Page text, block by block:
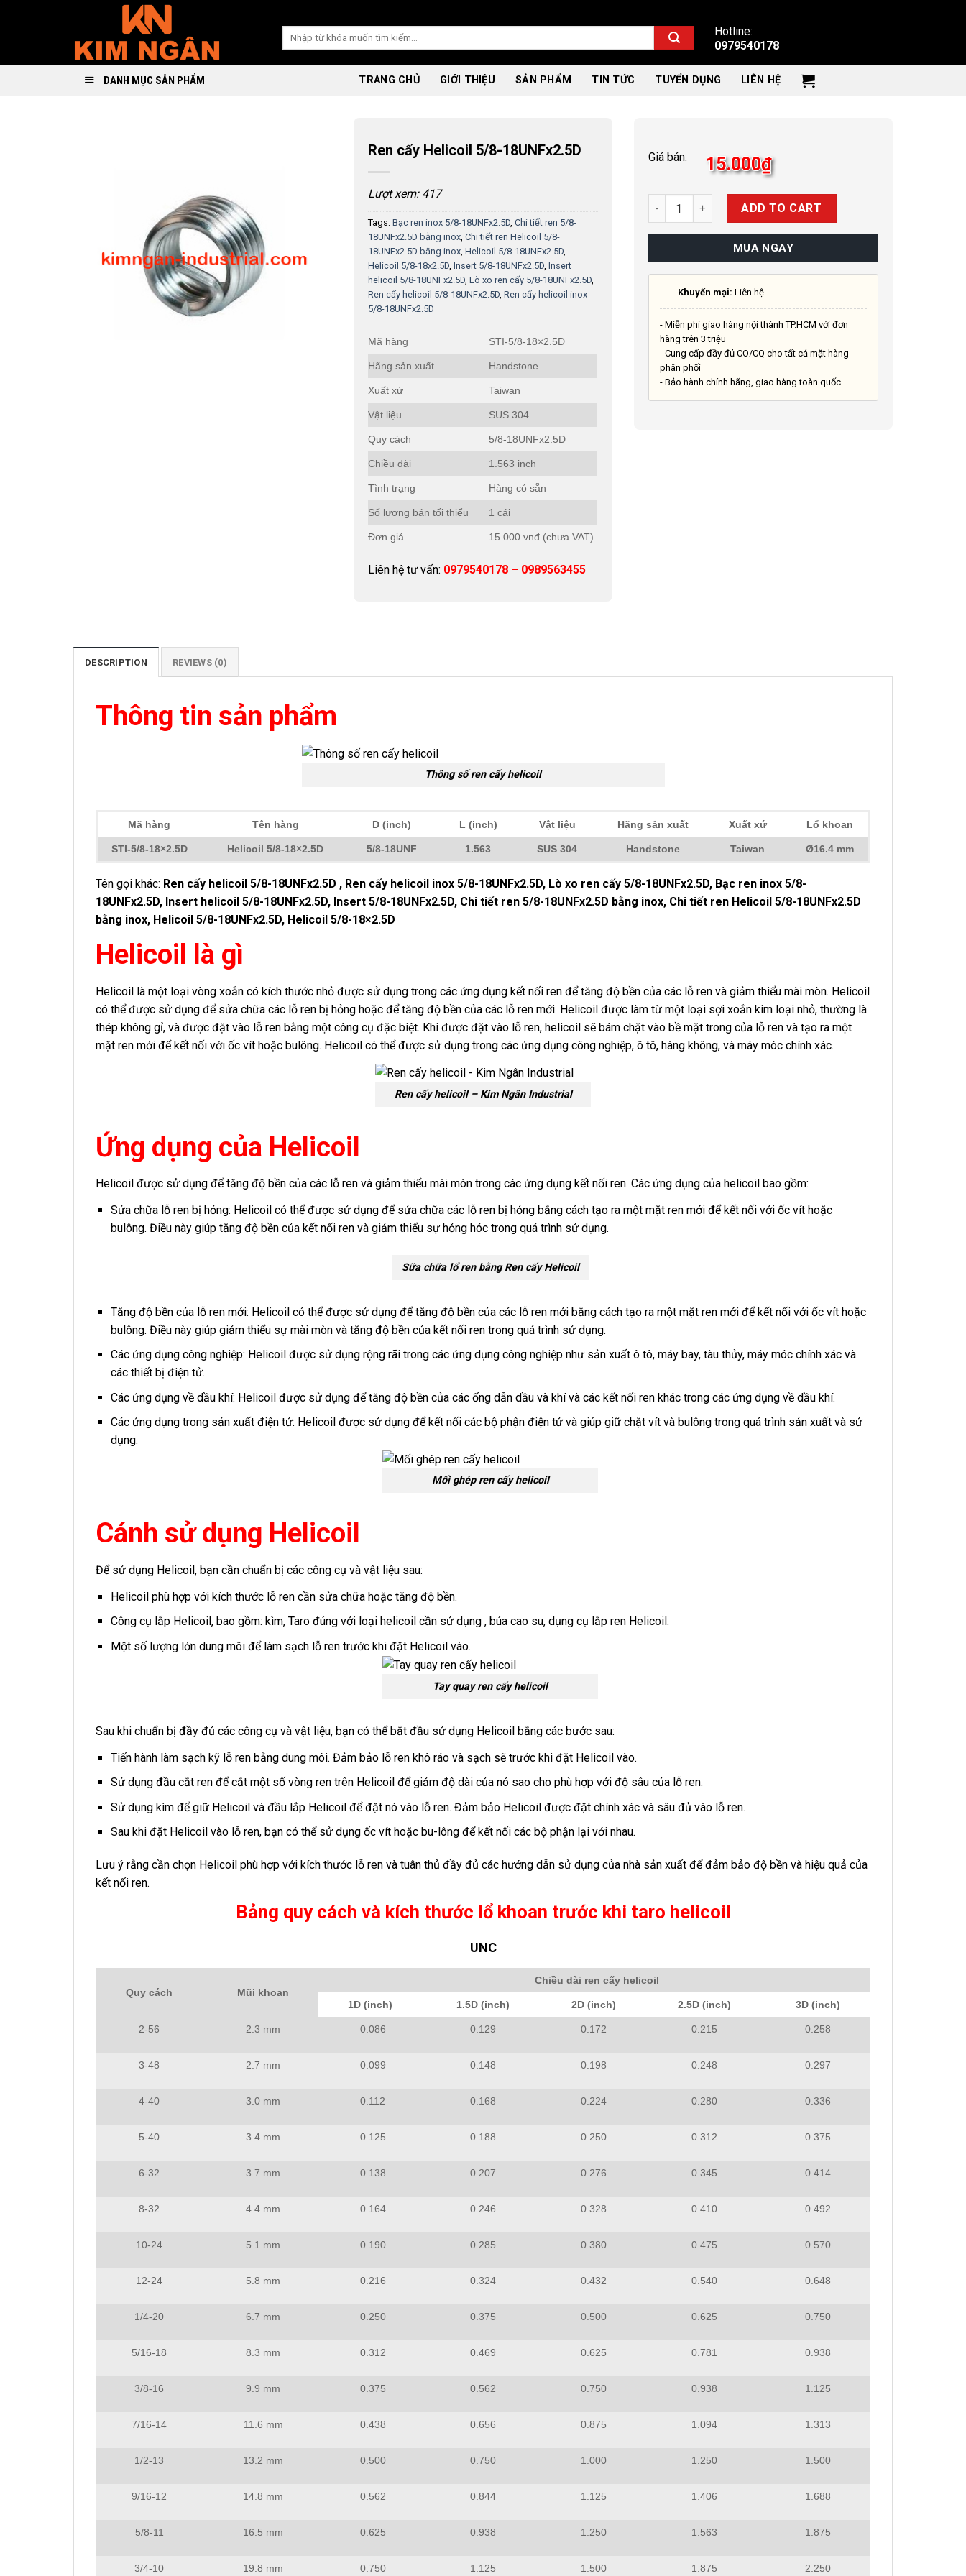
Search
Hotline:
0979540178
DANH MỤC SẢN PHẨM TRANG CHỦ GIỚI THIỆU SẢN PHẨM TIN TỨC TUYỂN DỤNG LIÊN HỆ
Ren cấy Helicoil 5/8-18UNFx2.5D
Lượt xem: 417
Tags: Bạc ren inox 5/8-18UNFx2.5D, Chi tiết ren 5/8-
18UNFx2.5D bằng inox, Chi tiết ren Helicoil 5/8-
18UNFx2.5D bằng inox, Helicoil 5/8-18UNFx2.5D,
Helicoil 5/8-18x2.5D, Insert 5/8-18UNFx2.5D, Insert
helicoil 5/8-18UNFx2.5D, Lò xo ren cấy 5/8-18UNFx2.5D,
Ren cấy helicoil 5/8-18UNFx2.5D, Ren cấy helicoil inox
5/8-18UNFx2.5D
Mã hàng STI-5/8-18×2.5D
Hãng sản xuất Handstone
Xuất xứ Taiwan
Vật liệu SUS 304
Quy cách 5/8-18UNFx2.5D
Chiều dài 1.563 inch
Tình trạng Hàng có sẵn
Số lượng bán tối thiểu 1 cái
Đơn giá 15.000 vnđ (chưa VAT)
Liên hệ tư vấn: 0979540178 – 0989563455
Giá bán: 15.000₫
Quantity ADD TO CART
MUA NGAY
Khuyến mại: Liên hệ
- Miễn phí giao hàng nội thành TP.HCM với đơn
hàng trên 3 triệu
- Cung cấp đầy đủ CO/CQ cho tất cả mặt hàng
phân phối
- Bảo hành chính hãng, giao hàng toàn quốc
DESCRIPTION REVIEWS (0)
Thông tin sản phẩm
Thông số ren cấy helicoil
Mã hàng Tên hàng D (inch) L (inch) Vật liệu Hãng sản xuất Xuất xứ Lổ khoan
STI-5/8-18×2.5D Helicoil 5/8-18×2.5D 5/8-18UNF 1.563 SUS 304 Handstone Taiwan Ø16.4 mm
Tên gọi khác: Ren cấy helicoil 5/8-18UNFx2.5D , Ren cấy helicoil inox 5/8-18UNFx2.5D, Lò xo ren cấy 5/8-18UNFx2.5D, Bạc ren inox 5/8-
18UNFx2.5D, Insert helicoil 5/8-18UNFx2.5D, Insert 5/8-18UNFx2.5D, Chi tiết ren 5/8-18UNFx2.5D bằng inox, Chi tiết ren Helicoil 5/8-18UNFx2.5D
bằng inox, Helicoil 5/8-18UNFx2.5D, Helicoil 5/8-18×2.5D
Helicoil là gì
Helicoil là một loại vòng xoắn có kích thước nhỏ được sử dụng trong các ứng dụng kết nối ren để tăng độ bền của các lỗ ren và giảm thiểu mài mòn. Helicoil
có thể được sử dụng để sửa chữa các lỗ ren bị hỏng hoặc để tăng độ bền của các lỗ ren mới. Helicoil được làm từ một loại sợi xoắn kim loại nhỏ, thường là
thép không gỉ, và được đặt vào lỗ ren bằng một công cụ đặc biệt. Khi được đặt vào lỗ ren, helicoil sẽ bám chặt vào bề mặt trong của lỗ ren và tạo ra một
mặt ren mới để kết nối với ốc vít hoặc bulông. Helicoil có thể được sử dụng trong các ứng dụng công nghiệp, ô tô, hàng không, và máy móc chính xác.
Ren cấy helicoil – Kim Ngân Industrial
Ứng dụng của Helicoil
Helicoil được sử dụng để tăng độ bền của các lỗ ren và giảm thiểu mài mòn trong các ứng dụng kết nối ren. Các ứng dụng của helicoil bao gồm:
Sửa chữa lỗ ren bị hỏng: Helicoil có thể được sử dụng để sửa chữa các lỗ ren bị hỏng bằng cách tạo ra một mặt ren mới để kết nối với ốc vít hoặc
bulông. Điều này giúp tăng độ bền của kết nối ren và giảm thiểu sự hỏng hóc trong quá trình sử dụng.
Sữa chữa lổ ren bằng Ren cấy Helicoil
Tăng độ bền của lỗ ren mới: Helicoil có thể được sử dụng để tăng độ bền của các lỗ ren mới bằng cách tạo ra một mặt ren mới để kết nối với ốc vít hoặc
bulông. Điều này giúp giảm thiểu sự mài mòn và tăng độ bền của kết nối ren trong quá trình sử dụng.
Các ứng dụng công nghiệp: Helicoil được sử dụng rộng rãi trong các ứng dụng công nghiệp như sản xuất ô tô, máy bay, tàu thủy, máy móc chính xác và
các thiết bị điện tử.
Các ứng dụng về dầu khí: Helicoil được sử dụng để tăng độ bền của các ống dẫn dầu và khí và các kết nối ren khác trong các ứng dụng về dầu khí.
Các ứng dụng trong sản xuất điện tử: Helicoil được sử dụng để kết nối các bộ phận điện tử và giúp giữ chặt vít và bulông trong quá trình sản xuất và sử
dụng.
Mối ghép ren cấy helicoil
Cánh sử dụng Helicoil
Để sử dụng Helicoil, bạn cần chuẩn bị các công cụ và vật liệu sau:
Helicoil phù hợp với kích thước lỗ ren cần sửa chữa hoặc tăng độ bền.
Công cụ lắp Helicoil, bao gồm: kìm, Taro đúng với loại helicoil cần sử dụng , búa cao su, dụng cụ lắp ren Helicoil.
Một số lượng lớn dung môi để làm sạch lỗ ren trước khi đặt Helicoil vào.
Tay quay ren cấy helicoil
Sau khi chuẩn bị đầy đủ các công cụ và vật liệu, bạn có thể bắt đầu sử dụng Helicoil bằng các bước sau:
Tiến hành làm sạch kỹ lỗ ren bằng dung môi. Đảm bảo lỗ ren khô ráo và sạch sẽ trước khi đặt Helicoil vào.
Sử dụng đầu cắt ren để cắt một số vòng ren trên Helicoil để giảm độ dài của nó sao cho phù hợp với độ sâu của lỗ ren.
Sử dụng kìm để giữ Helicoil và đầu lắp Helicoil để đặt nó vào lỗ ren. Đảm bảo Helicoil được đặt chính xác và sâu đủ vào lỗ ren.
Sau khi đặt Helicoil vào lỗ ren, bạn có thể sử dụng ốc vít hoặc bu-lông để kết nối các bộ phận lại với nhau.
Lưu ý rằng cần chọn Helicoil phù hợp với kích thước lỗ ren và tuân thủ đầy đủ các hướng dẫn sử dụng của nhà sản xuất để đảm bảo độ bền và hiệu quả của
kết nối ren.
Bảng quy cách và kích thước lổ khoan trước khi taro helicoil
UNC
Quy cách Mũi khoan
Chiều dài ren cấy helicoil
1D (inch) 1.5D (inch) 2D (inch) 2.5D (inch) 3D (inch)
2-56 2.3 mm 0.086 0.129 0.172 0.215 0.258
3-48 2.7 mm 0.099 0.148 0.198 0.248 0.297
4-40 3.0 mm 0.112 0.168 0.224 0.280 0.336
5-40 3.4 mm 0.125 0.188 0.250 0.312 0.375
6-32 3.7 mm 0.138 0.207 0.276 0.345 0.414
8-32 4.4 mm 0.164 0.246 0.328 0.410 0.492
10-24 5.1 mm 0.190 0.285 0.380 0.475 0.570
12-24 5.8 mm 0.216 0.324 0.432 0.540 0.648
1/4-20 6.7 mm 0.250 0.375 0.500 0.625 0.750
5/16-18 8.3 mm 0.312 0.469 0.625 0.781 0.938
3/8-16 9.9 mm 0.375 0.562 0.750 0.938 1.125
7/16-14 11.6 mm 0.438 0.656 0.875 1.094 1.313
1/2-13 13.2 mm 0.500 0.750 1.000 1.250 1.500
9/16-12 14.8 mm 0.562 0.844 1.125 1.406 1.688
5/8-11 16.5 mm 0.625 0.938 1.250 1.563 1.875
3/4-10 19.8 mm 0.750 1.125 1.500 1.875 2.250